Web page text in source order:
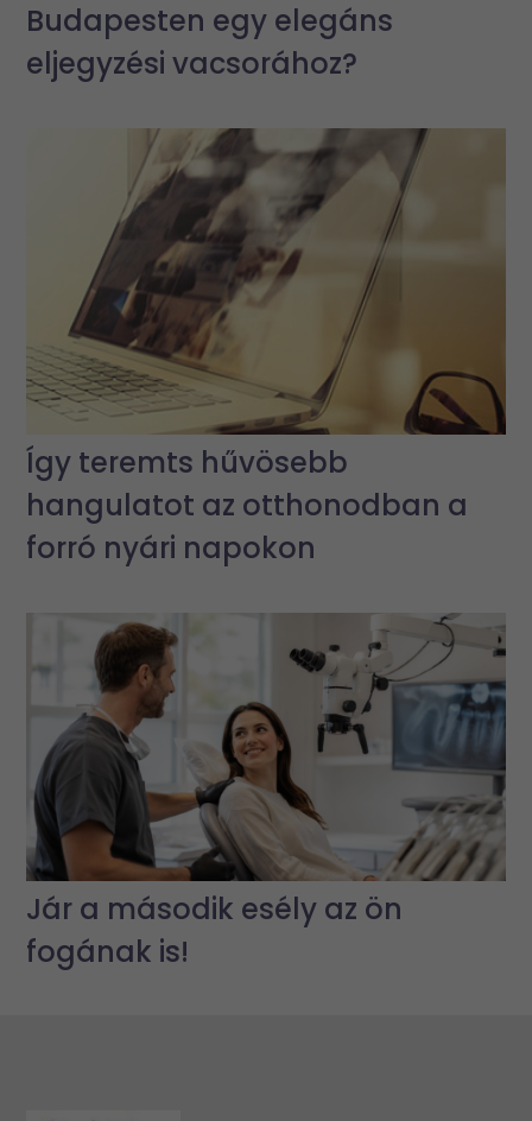
Budapesten egy elegáns
eljegyzési vacsorához?
Így teremts hűvösebb
hangulatot az otthonodban a
forró nyári napokon
Jár a második esély az ön
fogának is!